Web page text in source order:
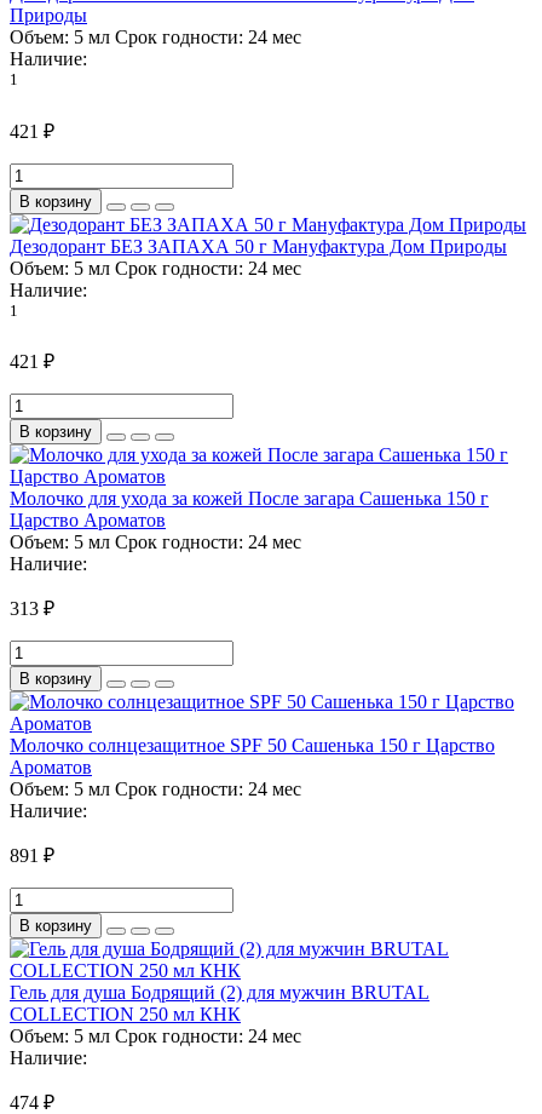
Природы
Объем: 5 мл Срок годности: 24 мес
Наличие:
1
421 ₽
В корзину
Дезодорант БЕЗ ЗАПАХА 50 г Мануфактура Дом Природы
Объем: 5 мл Срок годности: 24 мес
Наличие:
1
421 ₽
В корзину
Молочко для ухода за кожей После загара Сашенька 150 г
Царство Ароматов
Объем: 5 мл Срок годности: 24 мес
Наличие:
313 ₽
В корзину
Молочко солнцезащитное SPF 50 Сашенька 150 г Царство
Ароматов
Объем: 5 мл Срок годности: 24 мес
Наличие:
891 ₽
В корзину
Гель для душа Бодрящий (2) для мужчин BRUTAL
COLLECTION 250 мл КНК
Объем: 5 мл Срок годности: 24 мес
Наличие:
474 ₽